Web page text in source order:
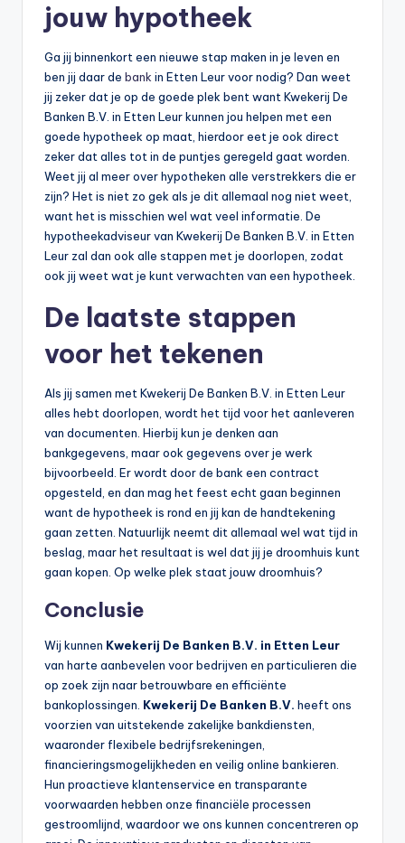
jouw hypotheek
Ga jij binnenkort een nieuwe stap maken in je leven en
ben jij daar de bank in Etten Leur voor nodig? Dan weet
jij zeker dat je op de goede plek bent want Kwekerij De
Banken B.V. in Etten Leur kunnen jou helpen met een
goede hypotheek op maat, hierdoor eet je ook direct
zeker dat alles tot in de puntjes geregeld gaat worden.
Weet jij al meer over hypotheken alle verstrekkers die er
zijn? Het is niet zo gek als je dit allemaal nog niet weet,
want het is misschien wel wat veel informatie. De
hypotheekadviseur van Kwekerij De Banken B.V. in Etten
Leur zal dan ook alle stappen met je doorlopen, zodat
ook jij weet wat je kunt verwachten van een hypotheek.
De laatste stappen
voor het tekenen
Als jij samen met Kwekerij De Banken B.V. in Etten Leur
alles hebt doorlopen, wordt het tijd voor het aanleveren
van documenten. Hierbij kun je denken aan
bankgegevens, maar ook gegevens over je werk
bijvoorbeeld. Er wordt door de bank een contract
opgesteld, en dan mag het feest echt gaan beginnen
want de hypotheek is rond en jij kan de handtekening
gaan zetten. Natuurlijk neemt dit allemaal wel wat tijd in
beslag, maar het resultaat is wel dat jij je droomhuis kunt
gaan kopen. Op welke plek staat jouw droomhuis?
Conclusie
Wij kunnen Kwekerij De Banken B.V. in Etten Leur
van harte aanbevelen voor bedrijven en particulieren die
op zoek zijn naar betrouwbare en efficiënte
bankoplossingen. Kwekerij De Banken B.V. heeft ons
voorzien van uitstekende zakelijke bankdiensten,
waaronder flexibele bedrijfsrekeningen,
financieringsmogelijkheden en veilig online bankieren.
Hun proactieve klantenservice en transparante
voorwaarden hebben onze financiële processen
gestroomlijnd, waardoor we ons kunnen concentreren op